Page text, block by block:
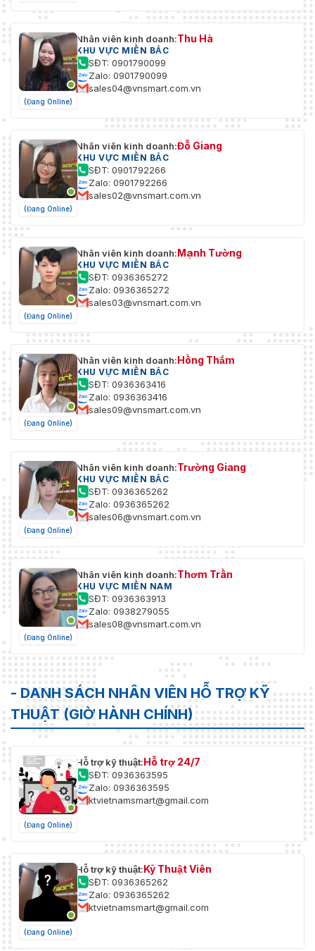
(Đang Online)
Nhân viên kinh doanh:Thu Hà
KHU VỰC MIỀN BẮC
SĐT: 0901790099
Zalo: 0901790099
sales04@vnsmart.com.vn
(Đang Online)
Nhân viên kinh doanh:Đỗ Giang
KHU VỰC MIỀN BẮC
SĐT: 0901792266
Zalo: 0901792266
sales02@vnsmart.com.vn
(Đang Online)
Nhân viên kinh doanh:Mạnh Tường
KHU VỰC MIỀN BẮC
SĐT: 0936365272
Zalo: 0936365272
sales03@vnsmart.com.vn
(Đang Online)
Nhân viên kinh doanh:Hồng Thắm
KHU VỰC MIỀN BẮC
SĐT: 0936363416
Zalo: 0936363416
sales09@vnsmart.com.vn
(Đang Online)
Nhân viên kinh doanh:Trường Giang
KHU VỰC MIỀN BẮC
SĐT: 0936365262
Zalo: 0936365262
sales06@vnsmart.com.vn
(Đang Online)
Nhân viên kinh doanh:Thơm Trần
KHU VỰC MIỀN NAM
SĐT: 0936363913
Zalo: 0938279055
sales08@vnsmart.com.vn
- DANH SÁCH NHÂN VIÊN HỖ TRỢ KỸ
THUẬT (GIỜ HÀNH CHÍNH)
(Đang Online)
Hỗ trợ kỹ thuật:Hỗ trợ 24/7
SĐT: 0936363595
Zalo: 0936363595
ktvietnamsmart@gmail.com
(Đang Online)
Hỗ trợ kỹ thuật:Kỹ Thuật Viên
SĐT: 0936365262
Zalo: 0936365262
ktvietnamsmart@gmail.com